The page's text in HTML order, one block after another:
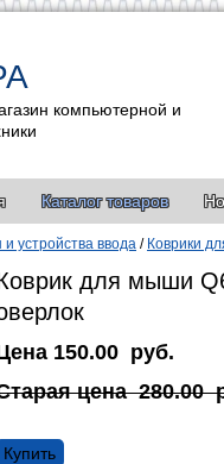
компьютерной и
Каталог товаров
устройства ввода / Коврики
для мыши
150.00 руб.
цена 280.00
Купить